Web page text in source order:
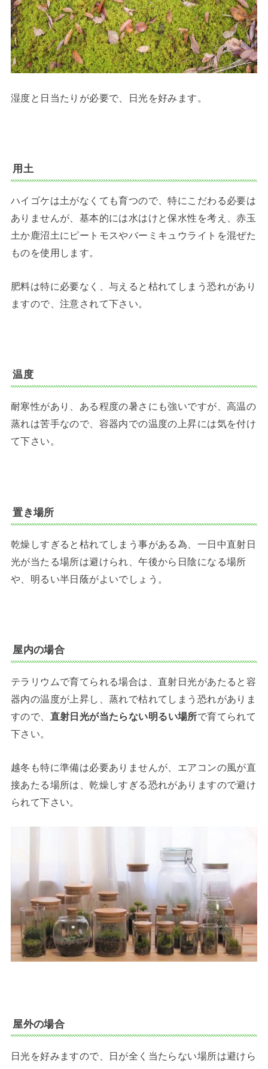
湿度と日当たりが必要で、日光を好みます。
用土
ハイゴケは土がなくても育つので、特にこだわる必要は
ありませんが、基本的には水はけと保水性を考え、赤玉
土か鹿沼土にピートモスやバーミキュウライトを混ぜた
ものを使用します。
肥料は特に必要なく、与えると枯れてしまう恐れがあり
ますので、注意されて下さい。
温度
耐寒性があり、ある程度の暑さにも強いですが、高温の
蒸れは苦手なので、容器内での温度の上昇には気を付け
て下さい。
置き場所
乾燥しすぎると枯れてしまう事がある為、一日中直射日
光が当たる場所は避けられ、午後から日陰になる場所
や、明るい半日蔭がよいでしょう。
屋内の場合
テラリウムで育てられる場合は、直射日光があたると容
器内の温度が上昇し、蒸れで枯れてしまう恐れがありま
すので、 直射日光が当たらない明るい場所で育てられて
下さい。
越冬も特に準備は必要ありませんが、エアコンの風が直
接あたる場所は、乾燥しすぎる恐れがありますので避け
られて下さい。
屋外の場合
日光を好みますので、日が全く当たらない場所は避けら